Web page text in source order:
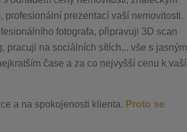
profesionální prezentací vaší nemovitosti.
fotografa, připravuji 3D scan
pracuji na sociálních sítích... vše s jasným
čase a za co nejvyšší cenu k vaší
a na spokojenosti klienta. Proto se